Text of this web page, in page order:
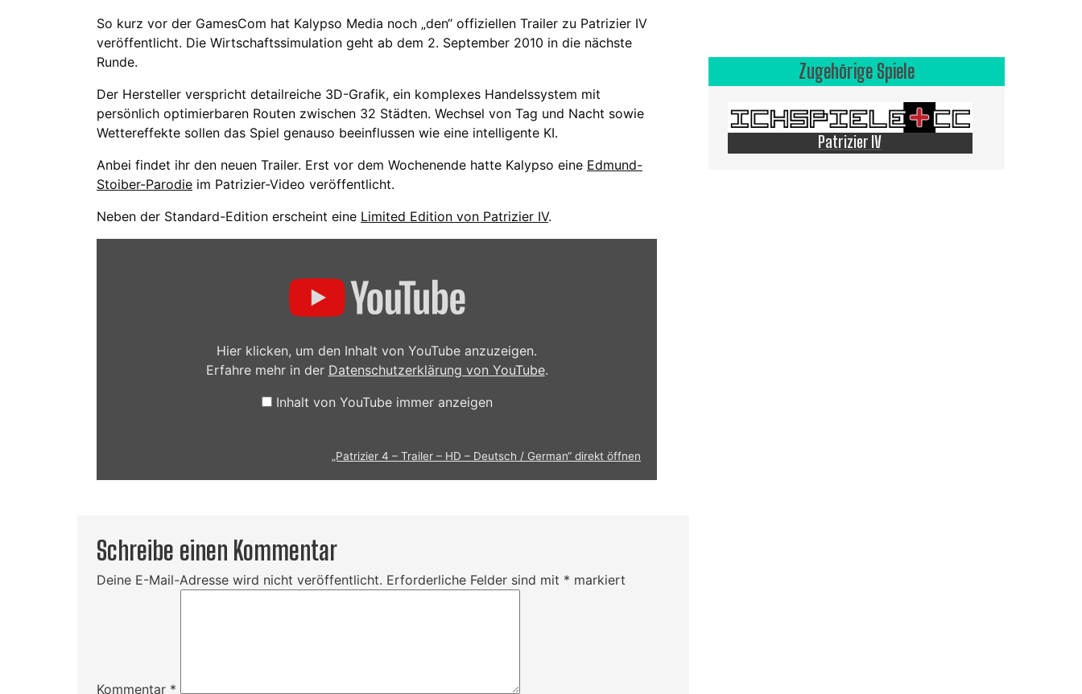
So kurz vor der GamesCom hat Kalypso Media noch „den“ offiziellen Trailer zu Patrizier IV
veröffentlicht. Die Wirtschaftssimulation geht ab dem 2. September 2010 in die nächste
Runde.
Der Hersteller verspricht detailreiche 3D-Grafik, ein komplexes Handelssystem mit
persönlich optimierbaren Routen zwischen 32 Städten. Wechsel von Tag und Nacht sowie
Wettereffekte sollen das Spiel genauso beeinflussen wie eine intelligente KI.
Anbei findet ihr den neuen Trailer. Erst vor dem Wochenende hatte Kalypso eine Edmund-
Stoiber-Parodie im Patrizier-Video veröffentlicht.
Neben der Standard-Edition erscheint eine Limited Edition von Patrizier IV.
Hier klicken, um den Inhalt von YouTube anzuzeigen.
Erfahre mehr in der Datenschutzerklärung von YouTube.
Inhalt von YouTube immer anzeigen
„Patrizier 4 – Trailer – HD – Deutsch / German“ direkt öffnen
Schreibe einen Kommentar
Deine E-Mail-Adresse wird nicht veröffentlicht. Erforderliche Felder sind mit * markiert
Kommentar *
Zugehörige Spiele
Patrizier IV